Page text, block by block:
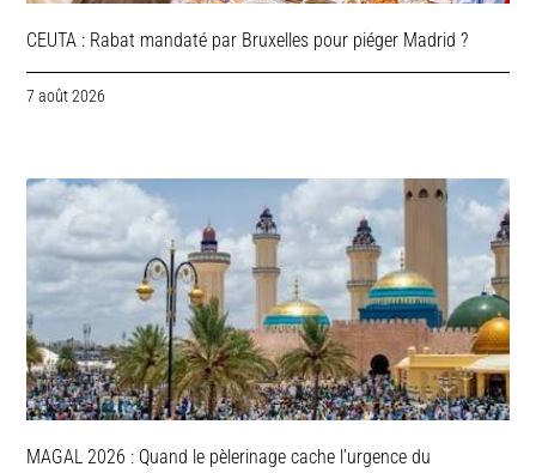
CEUTA : Rabat mandaté par Bruxelles pour piéger Madrid ?
7 août 2026
MAGAL 2026 : Quand le pèlerinage cache l’urgence du